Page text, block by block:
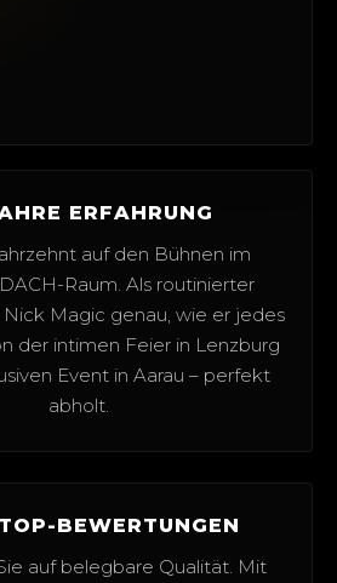
ERFAHRUNG
auf den Bühnen im
Raum. Als routinierter
Nick Magic genau, wie er jedes
der intimen Feier in Lenzburg
Event in Aarau – perfekt
abholt.
BEWERTUNGEN
auf belegbare Qualität. Mit